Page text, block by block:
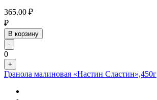
365.00 ₽
₽
В корзину
-
0
+
Гранола малиновая «Настин Сластин»,450г